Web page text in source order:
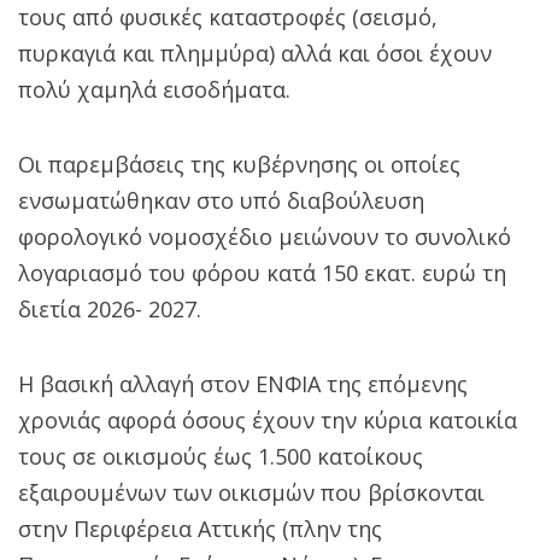
τους από φυσικές καταστροφές (σεισμό,
πυρκαγιά και πλημμύρα) αλλά και όσοι έχουν
πολύ χαμηλά εισοδήματα.
Οι παρεμβάσεις της κυβέρνησης οι οποίες
ενσωματώθηκαν στο υπό διαβούλευση
φορολογικό νομοσχέδιο μειώνουν το συνολικό
λογαριασμό του φόρου κατά 150 εκατ. ευρώ τη
διετία 2026- 2027.
Η βασική αλλαγή στον ΕΝΦΙΑ της επόμενης
χρονιάς αφορά όσους έχουν την κύρια κατοικία
τους σε οικισμούς έως 1.500 κατοίκους
εξαιρουμένων των οικισμών που βρίσκονται
στην Περιφέρεια Αττικής (πλην της